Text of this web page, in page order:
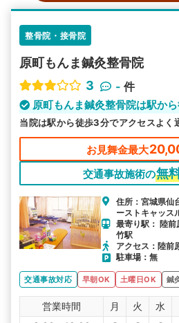
整骨院・接骨院
原町もんま鍼灸整⾻院
3
- 件
原町もんま鍼灸整⾻院は駅か
当院は駅から徒歩3分でアクセスよく
お見舞金最大
交通事故施術の無
住所：宮城県
ーストキャッ
最寄り駅： 陸
竹駅
アクセス：陸前
駐車場：無
交通事故対応 早朝OK 土曜日OK 鍼
営業時間 月 火 水